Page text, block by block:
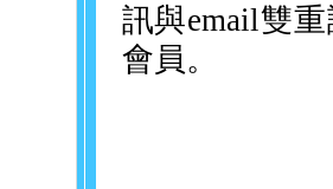
訊與email雙
會員。